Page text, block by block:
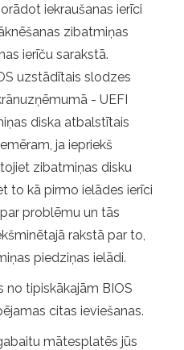
iekraušanas ierīci
zibatmiņas
ierīču sarakstā.
uzstādītais slodzes
- UEFI
diska atbalstītais
ja iepriekš
zibatmiņas disku
to kā pirmo ielādes ierīci
problēmu un tās
rakstā par to,
piedziņas ielādi.
no tipiskākajām BIOS
citas ieviešanas.
mātesplatēs jūs